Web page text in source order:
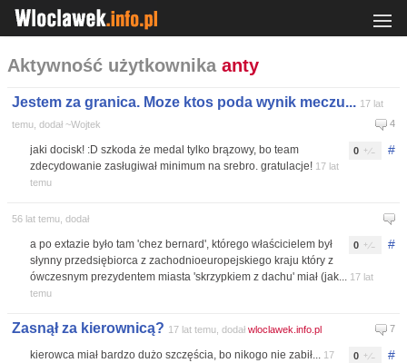
Aktywność użytkownika anty
Jestem za granica. Moze ktos poda wynik meczu... 17 lat
temu, dodał ~Wojtek
4
#
0
jaki docisk! :D szkoda że medal tylko brązowy, bo team
zdecydowanie zasługiwał minimum na srebro. gratulacje! 17 lat
temu
56 lat temu, dodał
#
0
a po extazie było tam 'chez bernard', którego właścicielem był
słynny przedsiębiorca z zachodnioeuropejskiego kraju który z
ówczesnym prezydentem miasta 'skrzypkiem z dachu' miał (jak... 17 lat
temu
Zasnął za kierownicą? 17 lat temu, dodał wloclawek.info.pl 7
#
0
kierowca miał bardzo dużo szczęścia, bo nikogo nie zabił... 17